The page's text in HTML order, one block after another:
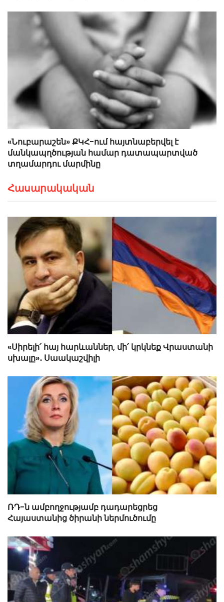
«Նուբարաշեն» ՔԿՀ-ում հայտնաբերվել է
մանկապղծության համար դատապարտված
տղամարդու մարմինը
Հասարակական
«Սիրելի՛ հայ հարևաններ, մի՛ կրկնեք Վրաստանի
սխալը»․ Սաակաշվիլի
ՌԴ-ն ամբողջությամբ դադարեցրեց
Հայաստանից ծիրանի ներմուծումը